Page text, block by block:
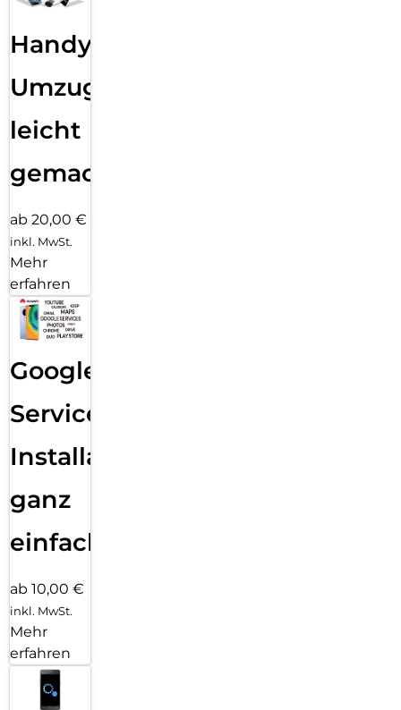
Handy
Umzug
leicht
gemacht!
ab 20,00 €
inkl. MwSt.
Mehr
erfahren
Google
Services
Installation
ganz
einfach
ab 10,00 €
inkl. MwSt.
Mehr
erfahren